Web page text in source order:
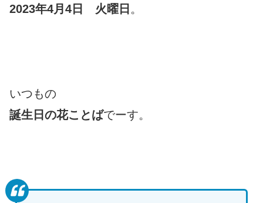
2023年4月4日 火曜日 。
いつもの
誕生日の花ことばでーす。